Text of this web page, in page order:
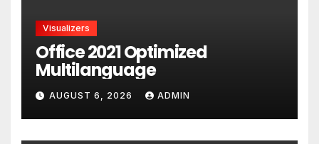
Visualizers
Office 2021 Optimized
Multilanguage
AUGUST 6, 2026 ADMIN